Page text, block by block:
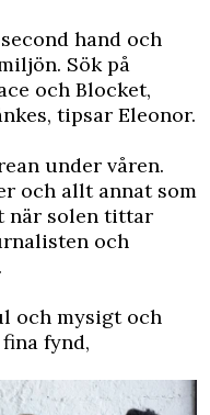
hand och
Sök på
och Blocket,
tipsar Eleonor.
under våren.
och allt annat som
när solen tittar
och
och mysigt och
fynd,